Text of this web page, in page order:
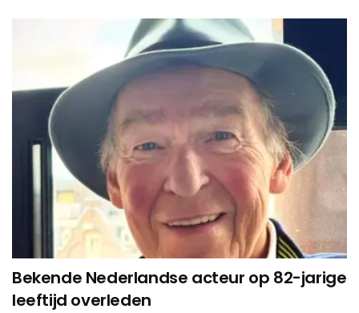
Bekende Nederlandse acteur op 82-jarige
leeftijd overleden